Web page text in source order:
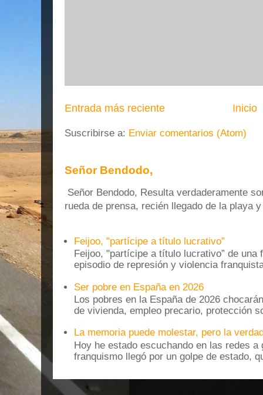
Entrada más reciente Inicio
Suscribirse a: Enviar comentarios (Atom)
Señor Bendodo,
Señor Bendodo, Resulta verdaderamente
rueda de prensa, recién llegado de la playa
Feijoo, "partícipe a título lucrativo”
Feijoo, "partícipe a título lucrativo” de una
episodio de represión y violencia
Ser pobre en España en 2026
Los pobres en la España de 2026
de vivienda, empleo precario, protección
La memoria puede molestar, pero la
Hoy he estado escuchando en las redes a
franquismo llegó por un golpe de estado,